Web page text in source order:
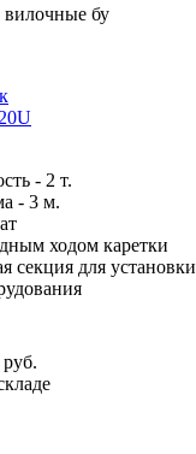
бу
- 2 т.
- 3 м.
ходом каретки
секция для установки